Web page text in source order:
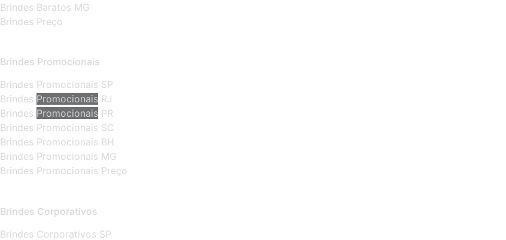
Brindes Baratos MG
Brindes Preço
Brindes Promocionais
Brindes Promocionais SP
Brindes Promocionais RJ
Brindes Promocionais PR
Brindes Promocionais SC
Brindes Promocionais BH
Brindes Promocionais MG
Brindes Promocionais Preço
Brindes Corporativos
Brindes Corporativos SP